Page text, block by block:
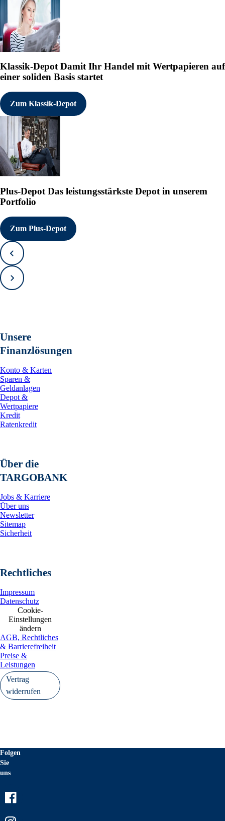
Klassik-DepotDamit Ihr Handel mit Wertpapieren auf
einer soliden Basis startet
Zum Klassik-Depot
Plus-Depot Das leistungsstärkste Depot in unserem
Portfolio
Zum Plus-Depot
Zurück
Vorwärts
Unsere
Finanzlösungen
Konto & Karten
Sparen &
Geldanlagen
Depot &
Wertpapiere
Kredit
Ratenkredit
Über die
TARGOBANK
Jobs & Karriere
Über uns
Newsletter
Sitemap
Sicherheit
Rechtliches
Impressum
Datenschutz
Cookie-
Einstellungen
ändern
AGB, Rechtliches
& Barrierefreiheit
Preise &
Leistungen
Vertrag
widerrufen
Folgen
Sie
uns